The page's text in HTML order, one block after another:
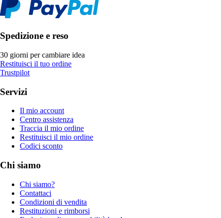
Spedizione e reso
30 giorni per cambiare idea
Restituisci il tuo ordine
Trustpilot
Servizi
Il mio account
Centro assistenza
Traccia il mio ordine
Restituisci il mio ordine
Codici sconto
Chi siamo
Chi siamo?
Contattaci
Condizioni di vendita
Restituzioni e rimborsi